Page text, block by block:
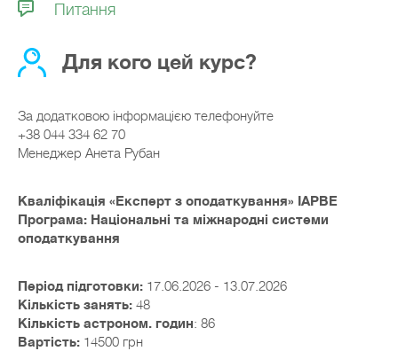
Питання
Для кого цей курс?
За додатковою інформацією телефонуйте
+38 044 334 62 70
Менеджер Анета Рубан
Кваліфікація «Експерт з оподаткування» IAPBE
Програма: Національні та міжнародні системи
оподаткування
Перiод пiдготовки: 17.06.2026 - 13.07.2026
Кількість занять: 48
Кількість астроном. годин: 86
Вартість: 14500 грн